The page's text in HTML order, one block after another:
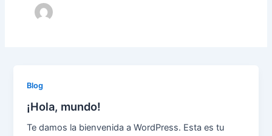
Blog
¡Hola, mundo!
Te damos la bienvenida a WordPress. Esta es tu